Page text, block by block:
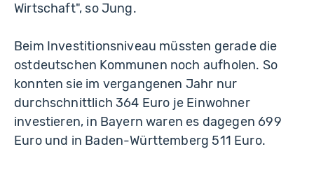
Wirtschaft", so Jung.
Beim Investitionsniveau müssten gerade die
ostdeutschen Kommunen noch aufholen. So
konnten sie im vergangenen Jahr nur
durchschnittlich 364 Euro je Einwohner
investieren, in Bayern waren es dagegen 699
Euro und in Baden-Württemberg 511 Euro.